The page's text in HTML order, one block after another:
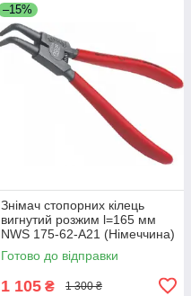
–15%
Знімач стопорних кілець
вигнутий розжим l=165 мм
NWS 175-62-A21 (Німеччина)
Готово до відправки
1 105 ₴ 1 300 ₴